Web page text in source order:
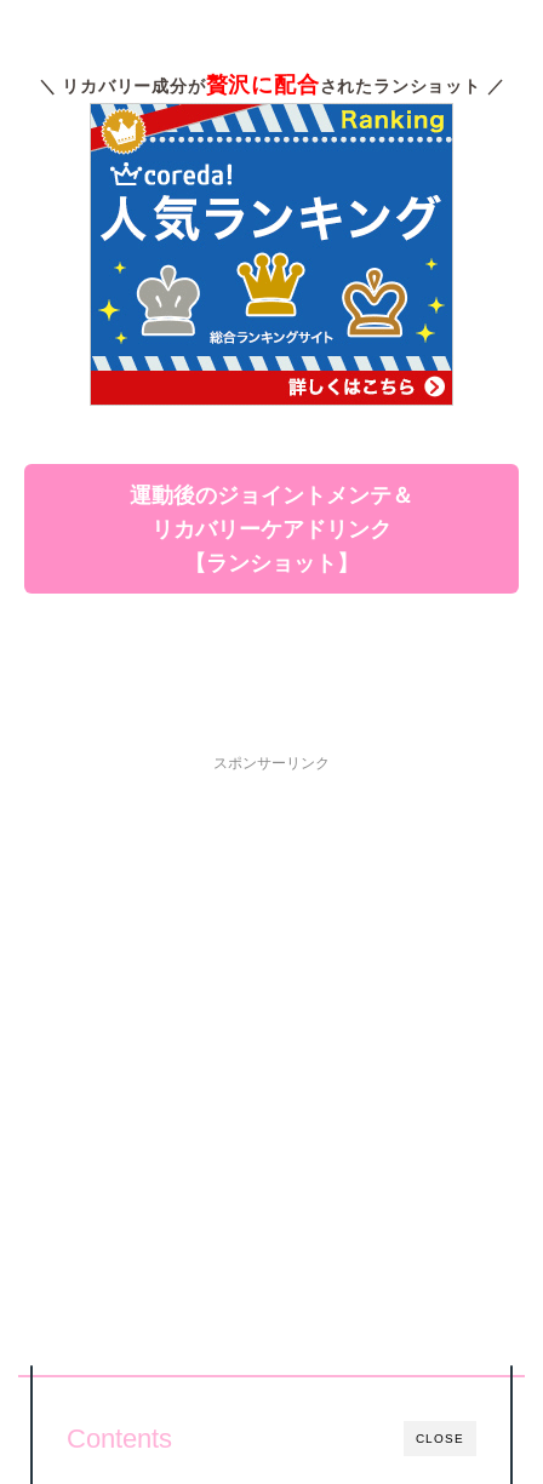
＼ リカバリー成分が贅沢に配合されたランショット ／
運動後のジョイントメンテ＆
リカバリーケアドリンク
【ランショット】
スポンサーリンク
CLOSE
Contents